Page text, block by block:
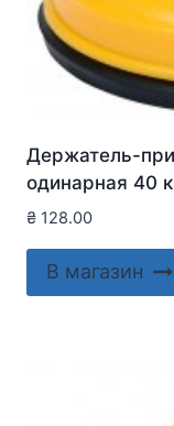
Держатель-
одинарная 40
₴ 128.00
В магазин